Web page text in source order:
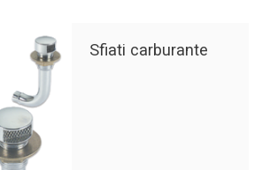
Sfiati carburante